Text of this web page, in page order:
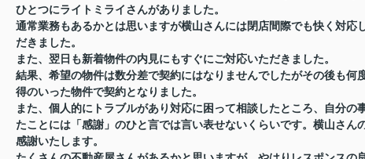
ひとつにライトミライさんがありました。
通常業務もあるかとは思いますが横山さんには閉店間際でも快く対応
だきました。
また、翌日も新着物件の内見にもすぐにご対応いただきました。
結果、希望の物件は数分差で契約にはなりませんでしたがその後も何
得のいった物件で契約となりました。
また、個人的にトラブルがあり対応に困って相談したところ、自分の
たことには「感謝」のひと言では言い表せないくらいです。横山さん
感謝いたします。